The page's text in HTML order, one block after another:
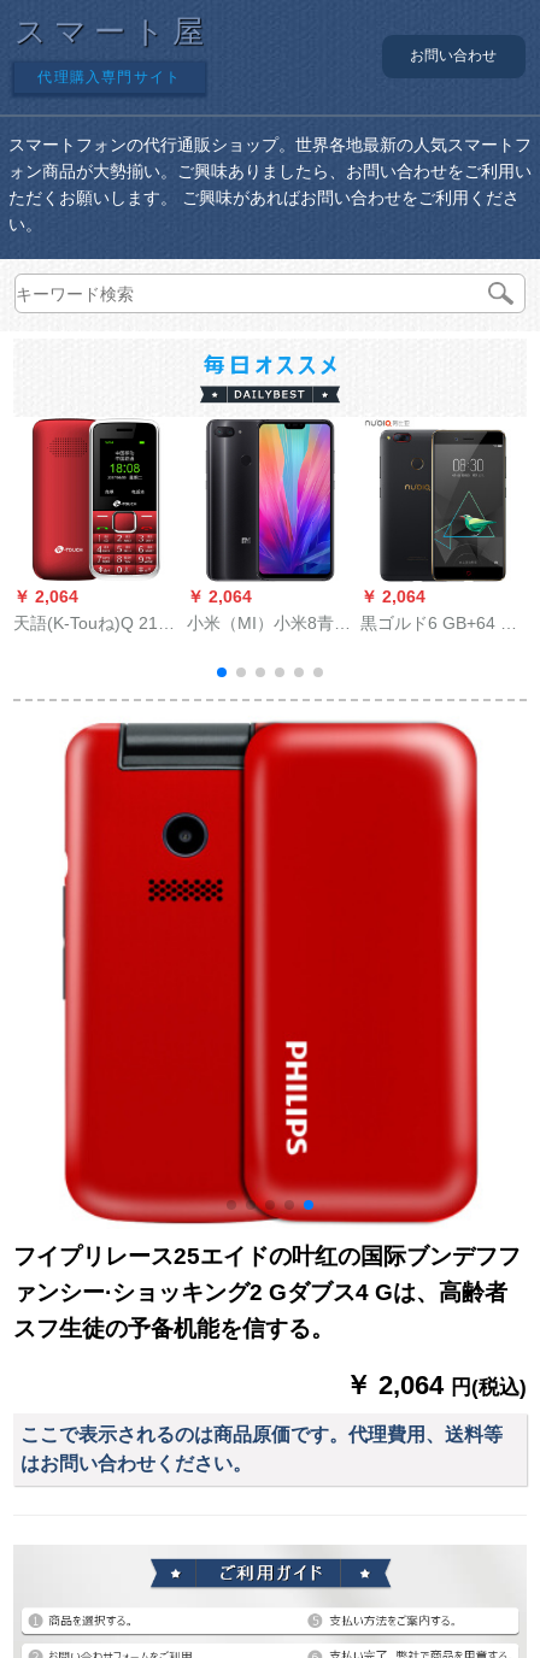
スマート屋
代理購入専門サイト
お問い合わせ
スマートフォンの代行通販ショップ。世界各地最新の人気スマートフ
ォン商品が大勢揃い。ご興味ありましたら、お問い合わせをご利用い
ただくお願いします。 ご興味があればお問い合わせをご利用くださ
い。
￥ 2,064
天語(K-Touね)Q 21老
￥ 2,064
小米（MI）小米8青春
影ゲームフォーウォ
ードウォート・フォ
ーウォードウォーキ
ング（4 G+64 G）
￥ 2,064
黒ゴルド6 GB+64 G
フイプリレース25エイドの叶红の国际ブンデフフ
ァンシー·ショッキング2 Gダブス4 Gは、高齢者
スフ生徒の予备机能を信する。
￥ 2,064 円(税込)
ここで表示されるのは商品原価です。代理費用、送料等
はお問い合わせください。